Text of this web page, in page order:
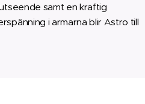
samt en kraftig
i armarna blir Astro till